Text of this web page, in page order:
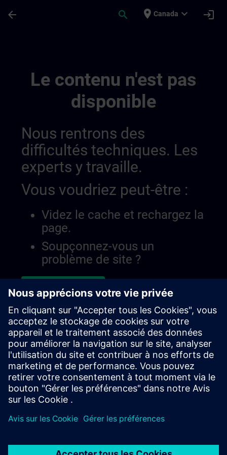
arrow_back search place Canada expand_more login
Le contenu n'est pas
disponible
Nous rentrons des
difficultés techniques. Les
experts y travaille.
Vous voudriez peut-être :
Videz le cache et rechargez la
page.
Soupçonnez-vous un
problème de site ?